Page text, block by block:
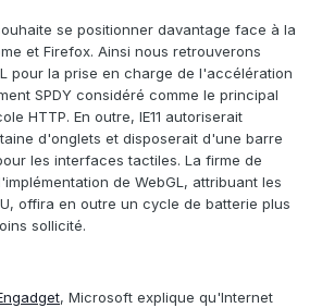
se positionner davantage face à la
et Firefox. Ainsi nous retrouverons
pour la prise en charge de l'accélération
SPDY considéré comme le principal
HTTP. En outre, IE11 autoriserait
d'onglets et disposerait d'une barre
les interfaces tactiles. La firme de
de WebGL, attribuant les
offira en outre un cycle de batterie plus
sollicité.
, Microsoft explique qu'Internet